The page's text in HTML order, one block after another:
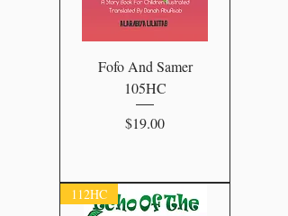
Fofo And Samer
105HC
Price
$19.00
112HC